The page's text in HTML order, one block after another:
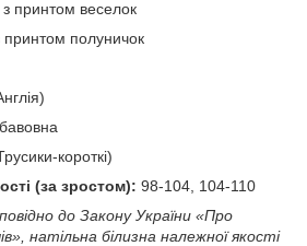
принтом веселок
полуничок
короткі)
(за зростом): 98-104, 104-110
до Закону України «Про
натільна білизна належної якості